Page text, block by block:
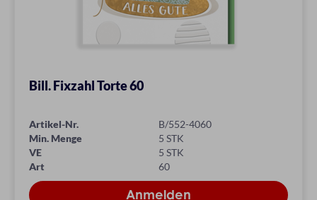
Bill. Fixzahl Torte 60
Artikel-Nr.
B/552-4060
Min. Menge
5 STK
VE
5 STK
Art
60